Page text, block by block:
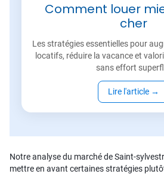
Comment louer
cher
Les stratégies essentielles pour
locatifs, réduire la vacance et
sans effort
Lire l'article →
Notre analyse du marché de Saint-
mettre en avant certaines stratégies